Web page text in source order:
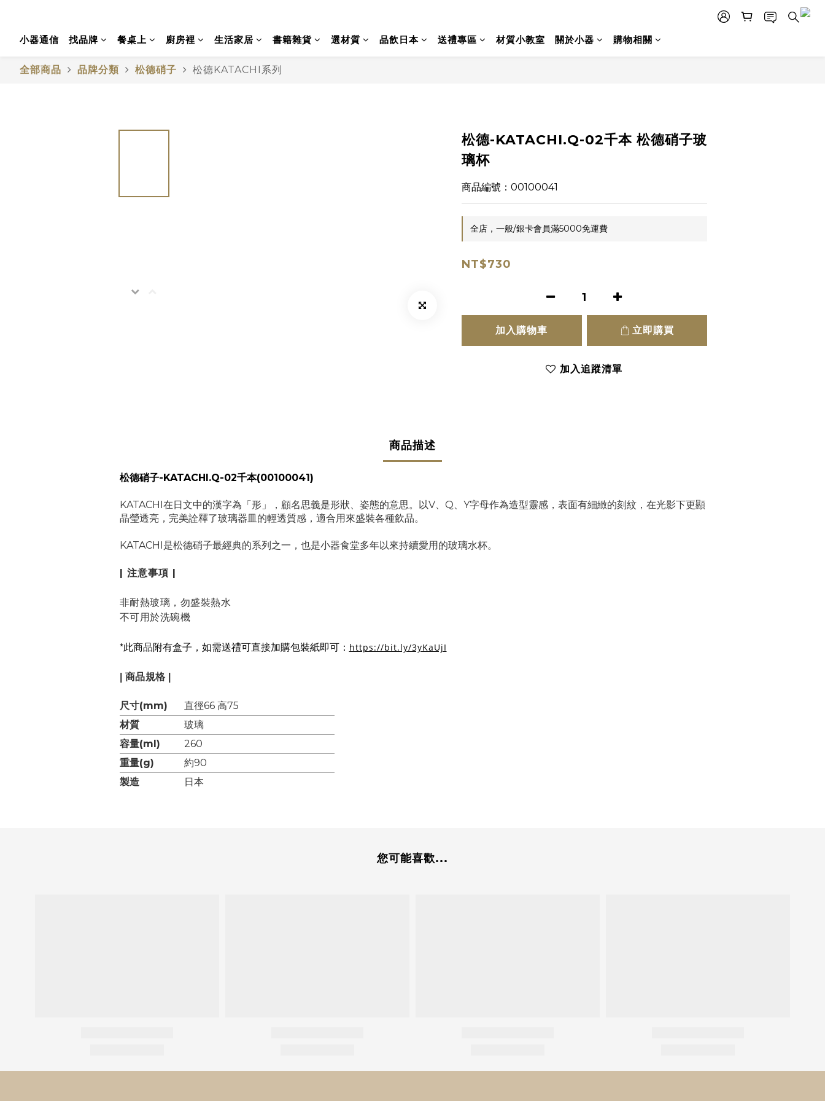
小器通信 找品牌 餐桌上 廚房裡 生活家居 書籍雜貨 選材質 品飲日本 送禮專區 材質小教室 關於小器 購物相關
全部商品 品牌分類 松德硝子 松德KATACHI系列
松德-KATACHI.Q-02千本 松德硝子玻
璃杯
商品編號：00100041
全店，一般/銀卡會員滿5000免運費
NT$730
加入購物車 立即購買
加入追蹤清單
商品描述
松德硝子-KATACHI.Q-02千本(00100041)
KATACHI在日文中的漢字為「形」，顧名思義是形狀、姿態的意思。以V、Q、Y字母作為造型靈感，表面有細緻的刻紋，在光影下更顯
晶瑩透亮，完美詮釋了玻璃器皿的輕透質感，適合用來盛裝各種飲品。
KATACHI是松德硝子最經典的系列之一，也是小器食堂多年以來持續愛用的玻璃水杯。
| 注意事項 |
非耐熱玻璃，勿盛裝熱水
不可用於洗碗機
*此商品附有盒子，如需送禮可直接加購包裝紙即可： https://bit.ly/3yKaUjI
| 商品規格 |
尺寸(mm)
直徑66 高75
材質
玻璃
容量(ml)
260
重量(g)
約90
製造
日本
您可能喜歡...